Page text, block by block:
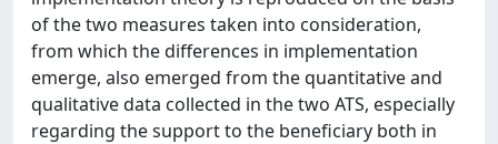
of the two measures taken into consideration,
from which the differences in implementation
emerge, also emerged from the quantitative and
qualitative data collected in the two ATS, especially
regarding the support to the beneficiary both in